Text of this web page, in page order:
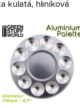
kulatá, hliníková